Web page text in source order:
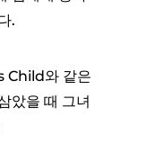
.
Child와 같은
았을 때 그녀